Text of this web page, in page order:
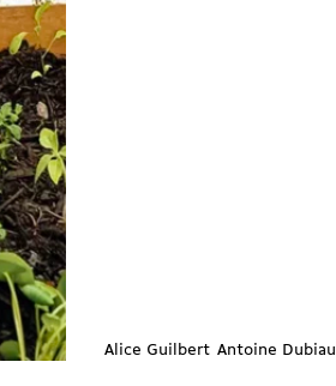
Alice Guilbert Antoine Dubiau